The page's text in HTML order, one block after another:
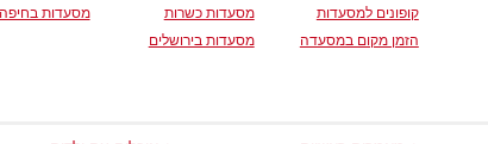
קופונים למסעדות
הזמן מקום במסעדה
מסעדות כשרות
מסעדות בירושלים
מסעדות בחיפה